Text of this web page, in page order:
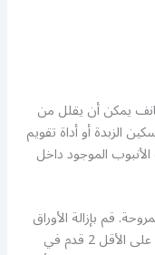
يمكن أن يقلل من
الزبدة أو أداة تقويم
الموجود داخل
قم بإزالة الأوراق
والحطام خارج المكثف وقص الفروع والنباتات على الأقل 2 قدم في